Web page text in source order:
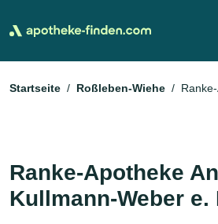
Startseite Roßleben-Wiehe
Ranke-Apotheke
Kullmann-Weber e.